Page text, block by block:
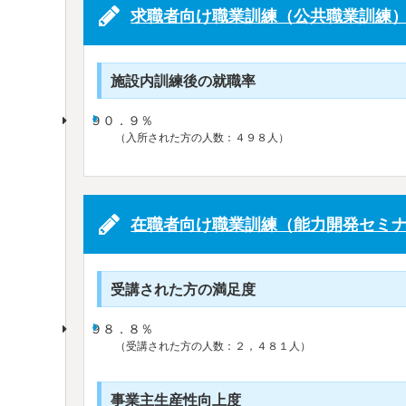
求職者向け職業訓練（公共職業訓練）
施設内訓練後の就職率
９０．９％
（入所された方の人数：４９８人）
在職者向け職業訓練（能力開発セミナ
受講された方の満足度
９８．８％
（受講された方の人数：２，４８１人）
事業主生産性向上度